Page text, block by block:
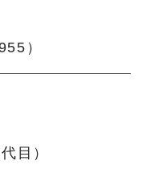
）
目）